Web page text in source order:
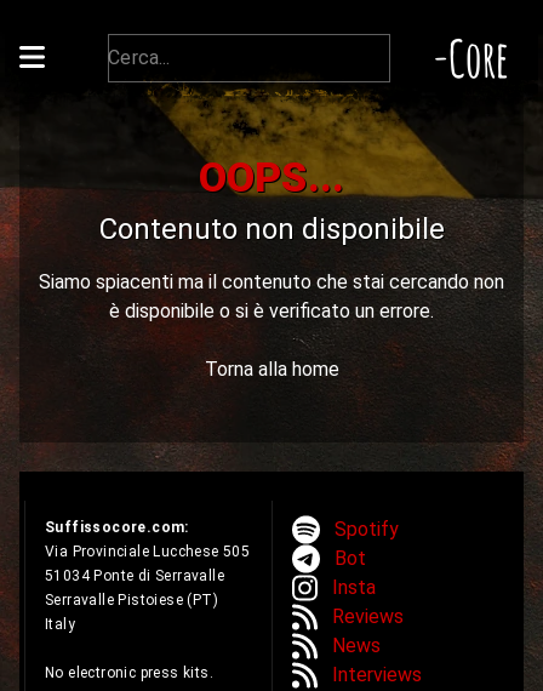
-Core
OOPS...
Contenuto non disponibile
Siamo spiacenti ma il contenuto che stai cercando non
è disponibile o si è verificato un errore.
Torna alla home
Suffissocore.com:
Via Provinciale Lucchese 505
51034 Ponte di Serravalle
Serravalle Pistoiese (PT)
Italy
No electronic press kits.
Spotify
Bot
Insta
Reviews
News
Interviews